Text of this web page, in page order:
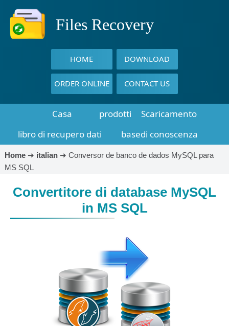
Files Recovery
HOME DOWNLOAD
ORDER ONLINE CONTACT US
Casa prodotti
Scaricamento
libro di recupero dati
basedi conoscenza
Home➔ italian➔ Conversor de banco de dados MySQL para
MS SQL
Convertitore di database MySQL
in MS SQL